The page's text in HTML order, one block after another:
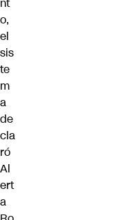
o,
el
sis
te
m
a
de
cla
ró
Al
ert
a